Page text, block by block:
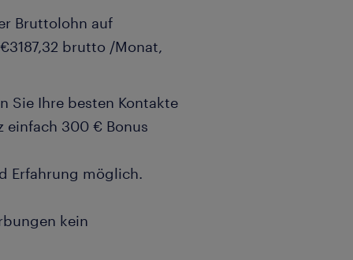
Bruttolohn auf
brutto /Monat,
Sie Ihre besten Kontakte
einfach 300 € Bonus
Erfahrung möglich.
kein